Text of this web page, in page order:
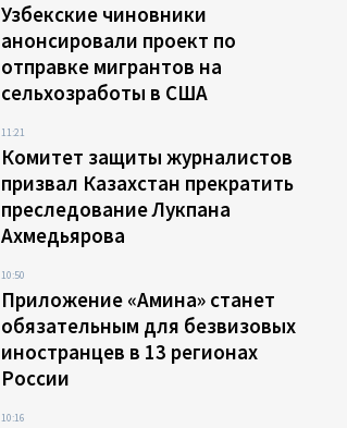
Узбекские чиновники
анонсировали проект по
отправке мигрантов на
сельхозработы в США
11:21
Комитет защиты журналистов
призвал Казахстан прекратить
преследование Лукпана
Ахмедьярова
10:50
Приложение «Амина» станет
обязательным для безвизовых
иностранцев в 13 регионах
России
10:16